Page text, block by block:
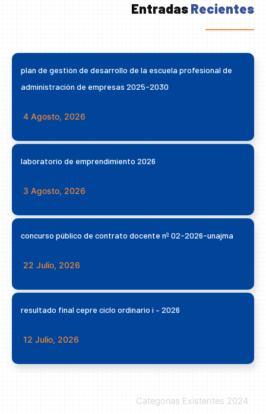
EntradasRecientes
plan de gestión de desarrollo de la escuela profesional de
administración de empresas 2025-2030
4 Agosto, 2026
laboratorio de emprendimiento 2026
3 Agosto, 2026
concurso público de contrato docente nº 02-2026-unajma
22 Julio, 2026
resultado final cepre ciclo ordinario i – 2026
12 Julio, 2026
Categorias Existentes 2024